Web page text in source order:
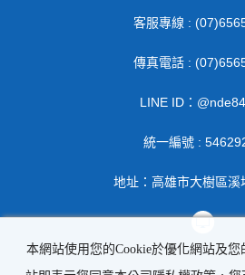
客服專線 :
傳真電話 :
LINE ID：
統一編號 :
地址：高雄市大樹區溪
本網站使用您的Cookie於優化網站及